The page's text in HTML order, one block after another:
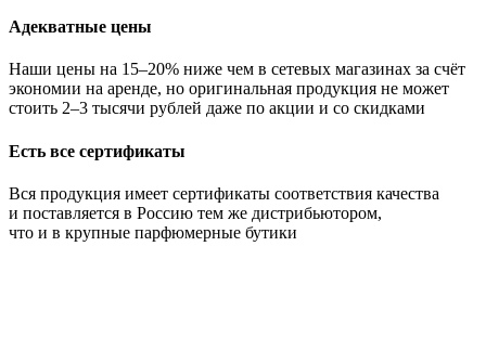
Адекватные цены
Наши цены на 15–20% ниже чем в сетевых магазинах за счёт
экономии на аренде, но оригинальная продукция не может
стоить 2–3 тысячи рублей даже по акции и со скидками
Есть все сертификаты
Вся продукция имеет сертификаты соответствия качества
и поставляется в Россию тем же дистрибьютором,
что и в крупные парфюмерные бутики